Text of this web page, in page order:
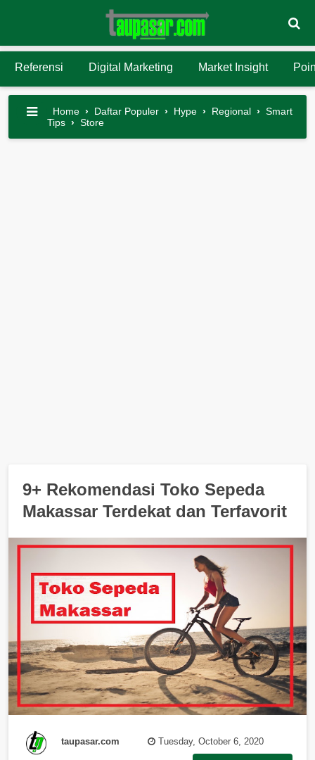
Referensi Digital Marketing Market Insight
Home › Daftar Populer › Hype › Regional › Smart
Tips › Store
9+ Rekomendasi Toko Sepeda
Makassar Terdekat dan Terfavorit
taupasar.com Tuesday, October 6, 2020